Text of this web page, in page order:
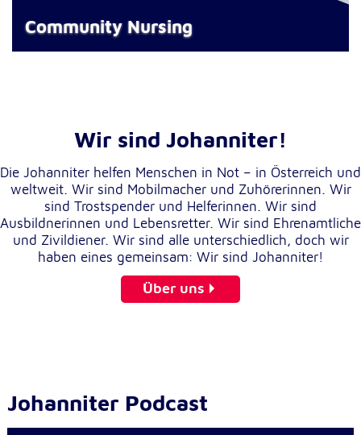
Community Nursing
Wir sind Johanniter!
Die Johanniter helfen Menschen in Not – in Österreich und
weltweit. Wir sind Mobilmacher und Zuhörerinnen. Wir
sind Trostspender und Helferinnen. Wir sind
Ausbildnerinnen und Lebensretter. Wir sind Ehrenamtliche
und Zivildiener. Wir sind alle unterschiedlich, doch wir
haben eines gemeinsam: Wir sind Johanniter!
Über uns
Johanniter Podcast